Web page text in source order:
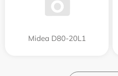
Midea D80-20L1